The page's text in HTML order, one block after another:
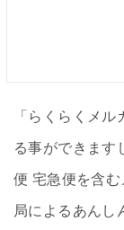
「らくらくメ
る事ができます
便 宅急便を含
局によるあんし